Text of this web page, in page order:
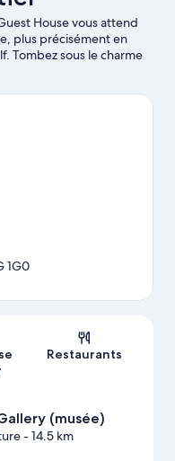
House vous attend
plus précisément en
Tombez sous le charme
détour des
de détente aux
à Genelle
1G0
Restaurants
(musée)
- 14.5 km